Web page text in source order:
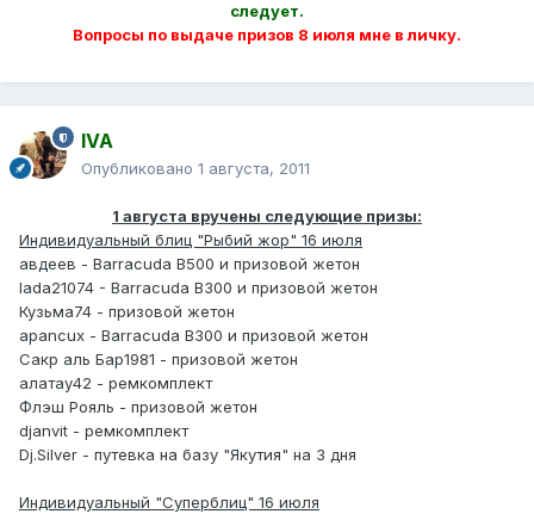
следует.
Вопросы по выдаче призов 8 июля мне в личку.
IVA
Опубликовано 1 августа, 2011
1 августа вручены следующие призы:
Индивидуальный блиц "Рыбий жор" 16 июля
авдеев - Barracuda B500 и призовой жетон
lada21074 - Barracuda B300 и призовой жетон
Кузьма74 - призовой жетон
apancux - Barracuda B300 и призовой жетон
Сакр аль Бар1981 - призовой жетон
алатау42 - ремкомплект
Флэш Рояль - призовой жетон
djanvit - ремкомплект
Dj.Silver - путевка на базу "Якутия" на 3 дня
Индивидуальный "Суперблиц" 16 июля